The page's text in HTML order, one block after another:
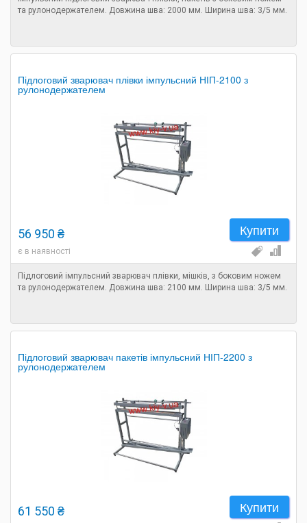
та рулонодержателем. Довжина шва: 2000 мм. Ширина шва: 3/5 мм.
Підлоговий зварювач плівки імпульсний НІП-2100 з
рулонодержателем
Купити
56 950 ₴
є в наявності
Підлоговий імпульсний зварювач плівки, мішків, з боковим ножем
та рулонодержателем. Довжина шва: 2100 мм. Ширина шва: 3/5 мм.
Підлоговий зварювач пакетів імпульсний НІП-2200 з
рулонодержателем
Купити
61 550 ₴